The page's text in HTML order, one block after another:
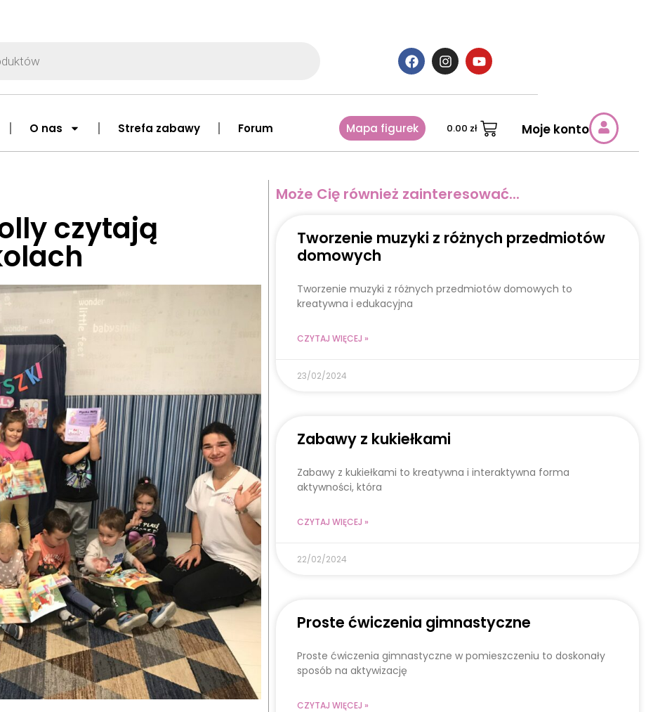
O nas Strefa zabawy Forum Mapa figurek 0.00 zł Moje konto
czytają
Może Cię również zainteresować...
Tworzenie muzyki z różnych przedmiotów
domowych
Tworzenie muzyki z różnych przedmiotów domowych to
kreatywna i edukacyjna
CZYTAJ WIĘCEJ »
23/02/2024
Zabawy z kukiełkami
Zabawy z kukiełkami to kreatywna i interaktywna forma
aktywności, która
CZYTAJ WIĘCEJ »
22/02/2024
Proste ćwiczenia gimnastyczne
Proste ćwiczenia gimnastyczne w pomieszczeniu to doskonały
sposób na aktywizację
CZYTAJ WIĘCEJ »